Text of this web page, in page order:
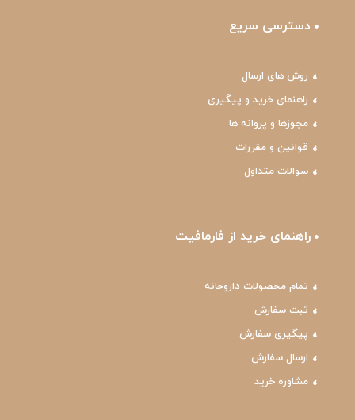
دسترسی سریع
روش های ارسال
راهنمای خرید و پیگیری
مجوزها و پروانه ها
قوانین و مقررات
سوالات متداول
راهنمای خرید از فارمافیت
تمام محصولات داروخانه
ثبت سفارش
پیگیری سفارش
ارسال سفارش
مشاوره خرید